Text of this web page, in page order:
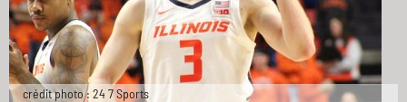
crédit photo : 24 7 Sports